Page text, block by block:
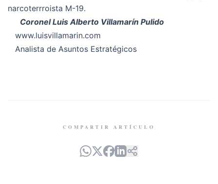
narcoterrroista M-19.
Coronel Luis Alberto Villamarín Pulido
www.luisvillamarin.com
Analista de Asuntos Estratégicos
COMPARTIR ARTÍCULO